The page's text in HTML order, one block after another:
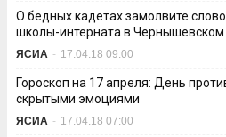
О бедных кадетах замолвите
школы-интерната в Чернышевском
ЯСИА - 17.04.18 09:00
Гороскоп на 17 апреля: День
скрытыми эмоциями
ЯСИА - 17.04.18 07:00